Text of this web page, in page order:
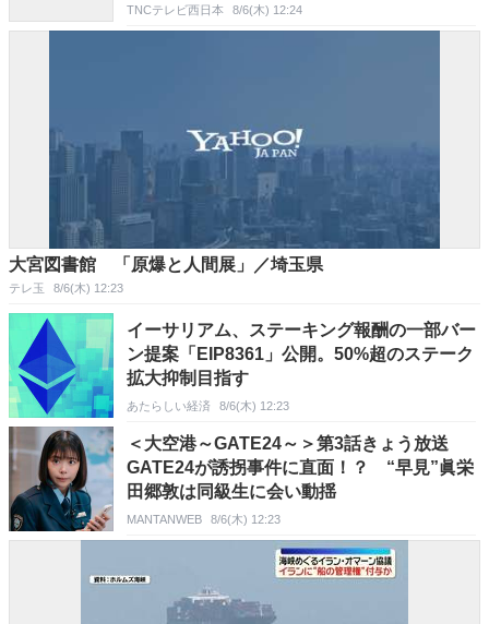
TNCテレビ西日本 8/6(木) 12:24
大宮図書館 「原爆と人間展」／埼玉県
テレ玉 8/6(木) 12:23
イーサリアム、ステーキング報酬の一部バー
ン提案「EIP8361」公開。50%超のステーク
拡大抑制目指す
あたらしい経済 8/6(木) 12:23
＜大空港～GATE24～＞第3話きょう放送
GATE24が誘拐事件に直面！？ “早見”眞栄
田郷敦は同級生に会い動揺
MANTANWEB 8/6(木) 12:23